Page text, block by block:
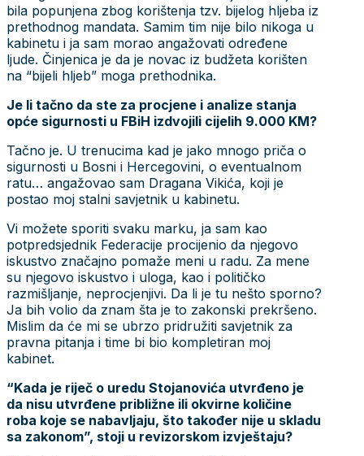
bila popunjena zbog korištenja tzv. bijelog hljeba iz
prethodnog mandata. Samim tim nije bilo nikoga u
kabinetu i ja sam morao angažovati određene
ljude. Činjenica je da je novac iz budžeta korišten
na “bijeli hljeb” moga prethodnika.
Je li tačno da ste za procjene i analize stanja
opće sigurnosti u FBiH izdvojili cijelih 9.000 KM?
Tačno je. U trenucima kad je jako mnogo priča o
sigurnosti u Bosni i Hercegovini, o eventualnom
ratu… angažovao sam Dragana Vikića, koji je
postao moj stalni savjetnik u kabinetu.
Vi možete sporiti svaku marku, ja sam kao
potpredsjednik Federacije procijenio da njegovo
iskustvo značajno pomaže meni u radu. Za mene
su njegovo iskustvo i uloga, kao i političko
razmišljanje, neprocjenjivi. Da li je tu nešto sporno?
Ja bih volio da znam šta je to zakonski prekršeno.
Mislim da će mi se ubrzo pridružiti savjetnik za
pravna pitanja i time bi bio kompletiran moj
kabinet.
“Kada je riječ o uredu Stojanovića utvrđeno je
da nisu utvrđene približne ili okvirne količine
roba koje se nabavljaju, što također nije u skladu
sa zakonom”, stoji u revizorskom izvještaju?